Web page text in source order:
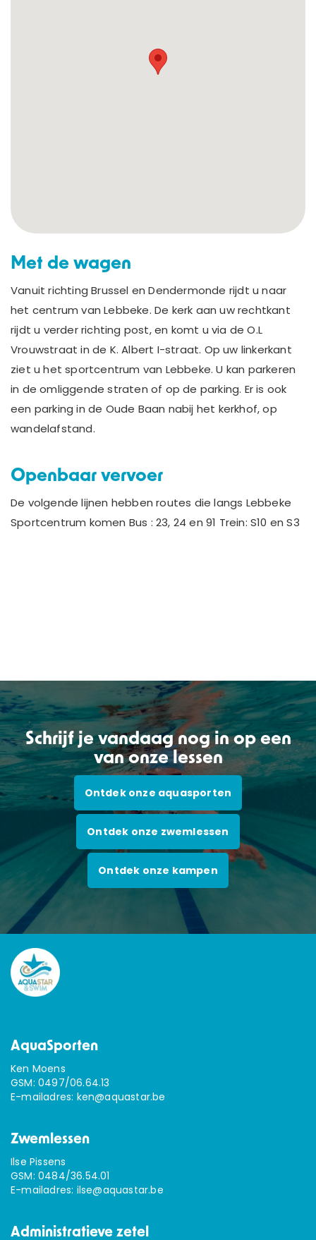
LESGEVERS GEZOCHT
Met de wagen
Vanuit richting Brussel en Dendermonde rijdt u naar
het centrum van Lebbeke. De kerk aan uw rechtkant
rijdt u verder richting post, en komt u via de O.L
Vrouwstraat in de K. Albert I-straat. Op uw linkerkant
ziet u het sportcentrum van Lebbeke. U kan parkeren
in de omliggende straten of op de parking. Er is ook
een parking in de Oude Baan nabij het kerkhof, op
wandelafstand.
Openbaar vervoer
De volgende lijnen hebben routes die langs Lebbeke
Sportcentrum komen Bus : 23, 24 en 91 Trein: S10 en S3
Schrijf je vandaag nog in op een
van onze lessen
Ontdek onze aquasporten
Ontdek onze zwemlessen
Ontdek onze kampen
AquaSporten
Ken Moens
GSM: 0497/06.64.13
E-mailadres: ken@aquastar.be
Zwemlessen
Ilse Pissens
GSM: 0484/36.54.01
E-mailadres: ilse@aquastar.be
Administratieve zetel